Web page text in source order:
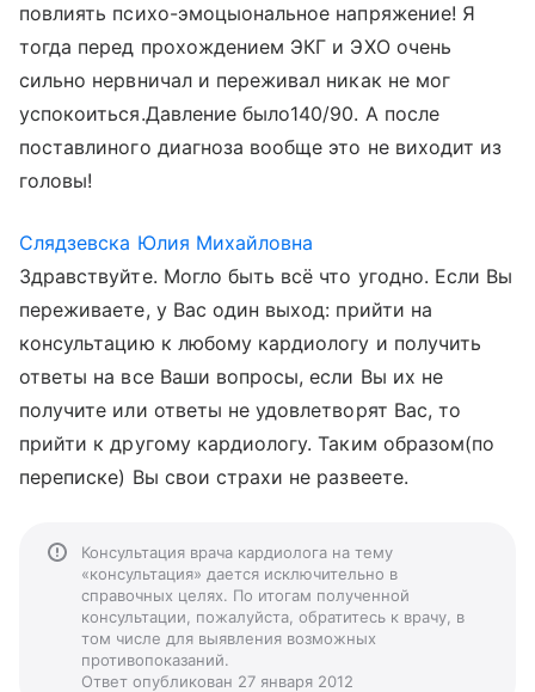
повлиять психо-эмоцыональное напряжение! Я
тогда перед прохождением ЭКГ и ЭХО очень
сильно нервничал и переживал никак не мог
успокоиться.Давление было140/90. А после
поставлиного диагноза вообще это не виходит из
головы!
Слядзевска Юлия Михайловна
Здравствуйте. Могло быть всё что угодно. Если Вы
переживаете, у Вас один выход: прийти на
консультацию к любому кардиологу и получить
ответы на все Ваши вопросы, если Вы их не
получите или ответы не удовлетворят Вас, то
прийти к другому кардиологу. Таким образом(по
переписке) Вы свои страхи не развеете.
Консультация врача кардиолога на тему
«консультация» дается исключительно в
справочных целях. По итогам полученной
консультации, пожалуйста, обратитесь к врачу, в
том числе для выявления возможных
противопоказаний.
Ответ опубликован 27 января 2012